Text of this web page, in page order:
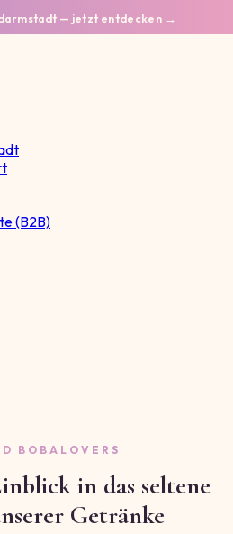
— jetzt entdecken →
(B2B)
BOBALOVERS
in das seltene
Getränke